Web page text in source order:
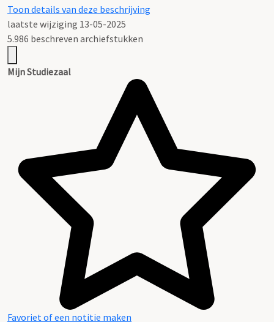
Toon details van deze beschrijving
laatste wijziging 13-05-2025
5.986 beschreven archiefstukken
Mijn Studiezaal
Favoriet of een notitie maken